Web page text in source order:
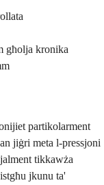
għolja kronika
partikolarment
jiġri meta l-pressjoni
tikkawża
jkunu ta'